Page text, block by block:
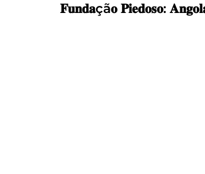
𝐅𝐮𝐧𝐝𝐚çã𝐨 𝐏𝐢𝐞𝐝𝐨𝐬𝐨: